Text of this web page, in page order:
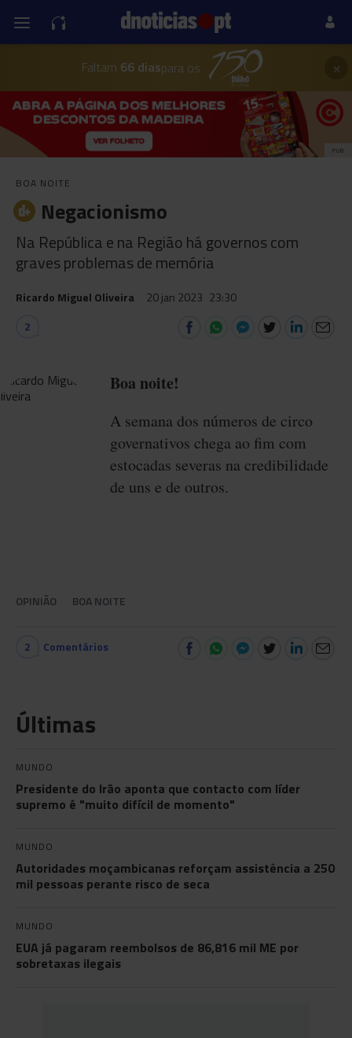
Faltam 66 diaspara os ×
PUB
BOA NOITE
Negacionismo
Na República e na Região há governos com
graves problemas de memória
Ricardo Miguel Oliveira 20 jan 2023 23:30
2
Boa noite!
A semana dos números de circo
governativos chega ao fim com
estocadas severas na credibilidade
de uns e de outros.
OPINIÃO BOA NOITE
2 Comentários
Últimas
MUNDO
Presidente do Irão aponta que contacto com líder
supremo é "muito difícil de momento"
MUNDO
Autoridades moçambicanas reforçam assistência a 250
mil pessoas perante risco de seca
MUNDO
EUA já pagaram reembolsos de 86,816 mil ME por
sobretaxas ilegais